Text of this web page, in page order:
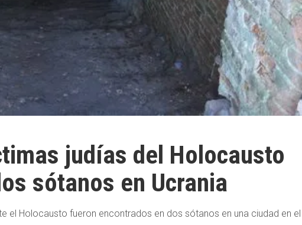
judías del Holocausto
sótanos en Ucrania
el Holocausto fueron encontrados en dos sótanos en una ciudad en el